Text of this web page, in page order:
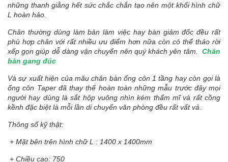
những thanh giằng hết sức chắc chắn tạo nên một khối hình chữ
L hoàn hảo.
Chân thường dùng làm bàn làm việc hay bàn giám đốc đều rất
phù hợp chân với rất nhiều ưu điểm hơn nữa còn có thể tháo rời
xếp gọn giúp dễ dàng vận chuyển nên quý khách yên tâm. Chân
bàn gang đúc
Và sự xuất hiện của mãu chân bàn ống côn 1 tầng hay còn gọi là
ống côn Taper đã thay thế hoàn toàn những mẫu trước đây mọi
người hay dùng là sắt hộp vuông nhìn kém thẩm mĩ và rất cồng
kềnh đặc biệt là mỗi lần di chuyển văn phòng đều rất vất vả.
Thông số kỹ thật:
+ Mặt bên trên hình chữ L : 1400 x 1400mm
+ Chiều cao: 750